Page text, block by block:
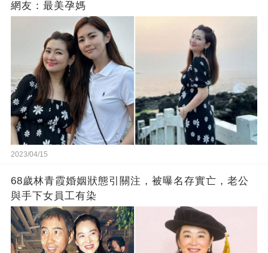
網友：最美孕媽
2023/04/15
68歲林青霞婚姻狀態引關注，被曝名存實亡，老公
與手下女員工有染